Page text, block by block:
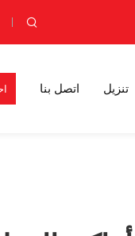
تنزيل اتصل بنا